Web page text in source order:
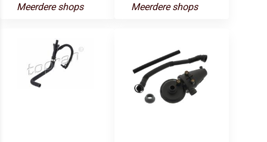
Meerdere shops Meerdere shops